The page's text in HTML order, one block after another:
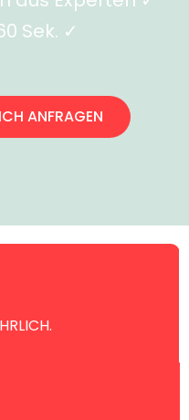
Sek. ✓
ANFRAGEN